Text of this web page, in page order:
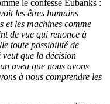
le confesse Eubanks :
les êtres humains
et les machines comme
de vue qui renonce à
toute possibilité de
veut que la décision
aveu que nous avons
à nous comprendre les